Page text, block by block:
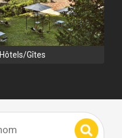
Hôtels/Gîtes